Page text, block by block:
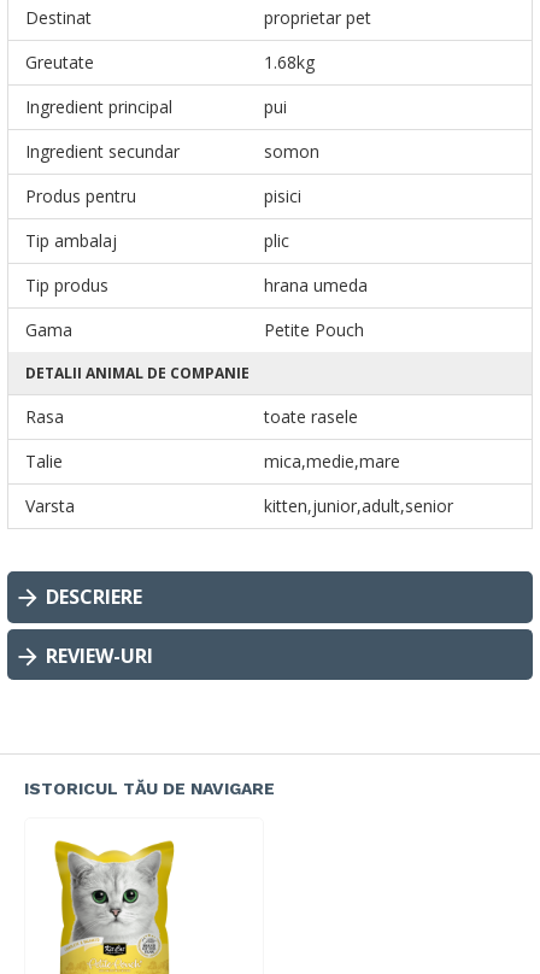
Destinat
proprietar pet
Greutate
1.68kg
Ingredient principal
pui
Ingredient secundar
somon
Produs pentru
pisici
Tip ambalaj
plic
Tip produs
hrana umeda
Gama
Petite Pouch
DETALII ANIMAL DE COMPANIE
Rasa
toate rasele
Talie
mica,medie,mare
Varsta
kitten,junior,adult,senior
DESCRIERE
REVIEW-URI
ISTORICUL TĂU DE NAVIGARE